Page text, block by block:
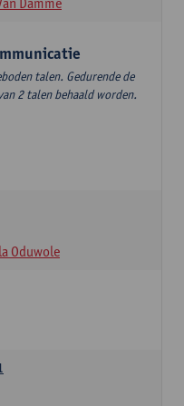
talen. Gedurende de
2 talen behaald worden.
Oduwole